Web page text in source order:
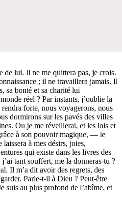
de lui. Il ne me quittera pas, je crois.
; il ne travaillera jamais. Il
sa bonté et sa charité lui
réel ? Par instants, j’oublie la
forte, nous voyagerons, nous
dormirons sur les pavés des villes
Ou je me réveillerai, et les lois et
à son pouvoir magique, — le
à mes désirs, joies,
qui existe dans les livres des
tant souffert, me la donneras-tu ?
Il m’a dit avoir des regrets, des
Parle-t-il à Dieu ? Peut-être
suis au plus profond de l’abîme, et